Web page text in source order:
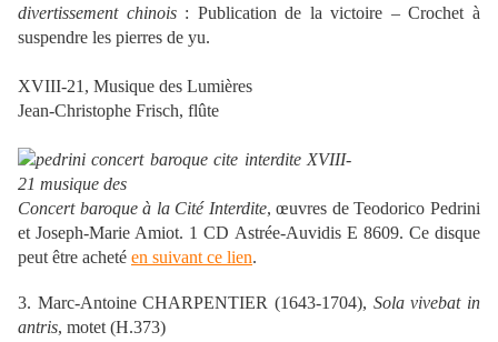
divertissement chinois: Publication de la victoire – Crochet à
suspendre les pierres de yu.
XVIII-21, Musique des Lumières
Jean-Christophe Frisch, flûte
Concert baroque à la Cité Interdite, œuvres de Teodorico Pedrini
et Joseph-Marie Amiot. 1 CD Astrée-Auvidis E 8609. Ce disque
peut être acheté en suivant ce lien.
3. Marc-Antoine CHARPENTIER (1643-1704), Sola vivebat in
antris, motet (H.373)